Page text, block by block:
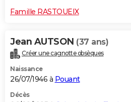
Famille RASTOUEIX
Jean AUTSON (37 ans)
Créer une cagnotte obsèques
Naissance
26/07/1946 à Pouant
Décès